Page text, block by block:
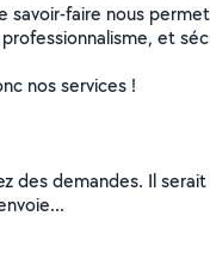
faire nous
et
nos services !
des demandes. Il